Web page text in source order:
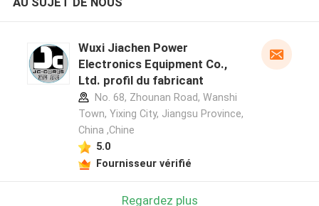
Wuxi Jiachen Power
Electronics Equipment Co.,
Ltd. profil du fabricant
No. 68, Zhounan Road, Wanshi
Town, Yixing City, Jiangsu Province,
China ,Chine
5.0
Fournisseur vérifié
Regardez plus